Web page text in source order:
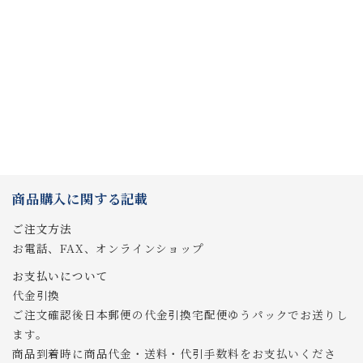
商品購入に関する記載
ご注文方法
お電話、FAX、オンラインショップ
お支払いについて
代金引換
ご注文確認後日本郵便の代金引換宅配便ゆうパックでお送りし
ます。
商品到着時に商品代金・送料・代引手数料をお支払いくださ